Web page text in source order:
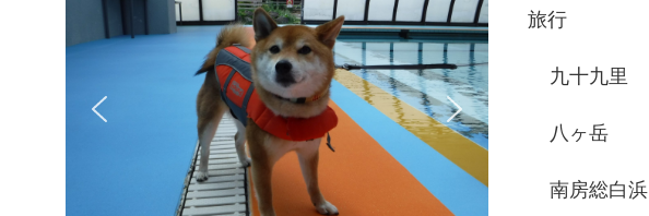
旅行
九十九里
八ヶ岳
南房総白浜